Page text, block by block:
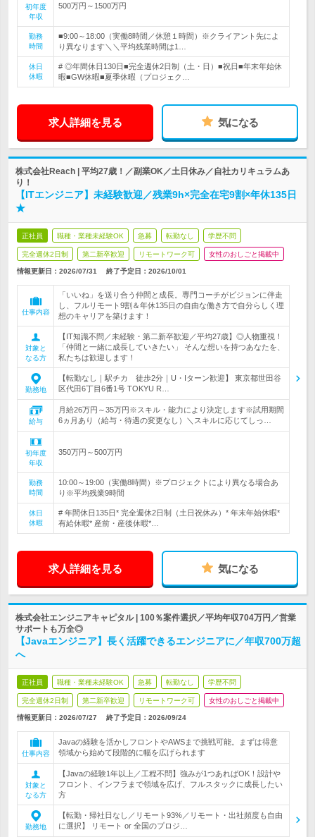
初年度
年収
500万円～1500万円
勤務
時間
■9:00～18:00（実働8時間／休憩１時間）※クライアント先によ
り異なります＼＼平均残業時間は1…
休日
休暇
# ◎年間休日130日■完全週休2日制（土・日）■祝日■年末年始休
暇■GW休暇■夏季休暇（プロジェク…
求人詳細を見る 気になる
株式会社Reach | 平均27歳！／副業OK／土日休み／自社カリキュラムあ
り！
【ITエンジニア】未経験歓迎／残業9h×完全在宅9割×年休135日
★
正社員 職種・業種未経験OK 急募 転勤なし 学歴不問
完全週休2日制 第二新卒歓迎 リモートワーク可 女性のおしごと掲載中
情報更新日：2026/07/31 終了予定日： 2026/10/01
仕事内容
「いいね」を送り合う仲間と成長。専門コーチがビジョンに伴走
し、フルリモート9割＆年休135日の自由な働き方で自分らしく理
想のキャリアを築けます！
対象と
なる方
【IT知識不問／未経験・第二新卒歓迎／平均27歳】◎人物重視！
「仲間と一緒に成長していきたい」 そんな想いを持つあなたを、
私たちは歓迎します！
勤務地
【転勤なし｜駅チカ 徒歩2分｜U・Iターン歓迎】 東京都世田谷
区代田6丁目6番1号 TOKYU R…
給与
月給26万円～35万円※スキル・能力により決定します※試用期間
6ヵ月あり（給与・待遇の変更なし）＼スキルに応じてしっ…
初年度
年収
350万円～500万円
勤務
時間
10:00～19:00（実働8時間）※プロジェクトにより異なる場合あ
り※平均残業9時間
休日
休暇
# 年間休日135日* 完全週休2日制（土日祝休み）* 年末年始休暇*
有給休暇* 産前・産後休暇*…
求人詳細を見る 気になる
株式会社エンジニアキャピタル | 100％案件選択／平均年収704万円／営業
サポートも万全◎
【Javaエンジニア】長く活躍できるエンジニアに／年収700万超
へ
正社員 職種・業種未経験OK 急募 転勤なし 学歴不問
完全週休2日制 第二新卒歓迎 リモートワーク可 女性のおしごと掲載中
情報更新日：2026/07/27 終了予定日： 2026/09/24
仕事内容
Javaの経験を活かしフロントやAWSまで挑戦可能。まずは得意
領域から始めて段階的に幅を広げられます
対象と
なる方
【Javaの経験1年以上／工程不問】強みが1つあればOK！設計や
フロント、インフラまで領域を広げ、フルスタックに成長したい
方
勤務地
【転勤・帰社日なし／リモート93%／リモート・出社頻度も自由
に選択】 リモート or 全国のプロジ…